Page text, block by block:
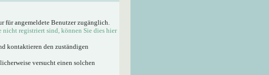
für angemeldete Benutzer zugänglich.
nicht registriert sind, können Sie dies hier
kontaktieren den zuständigen
versucht einen solchen